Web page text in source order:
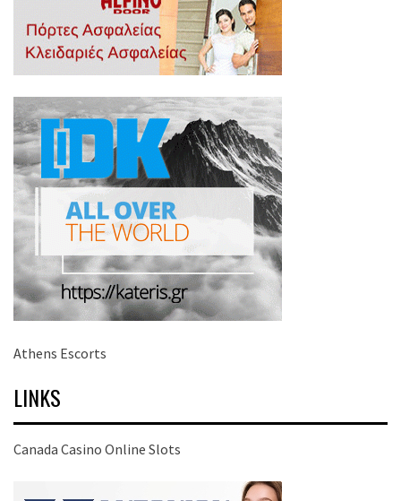
Athens Escorts
LINKS
Canada Casino Online Slots